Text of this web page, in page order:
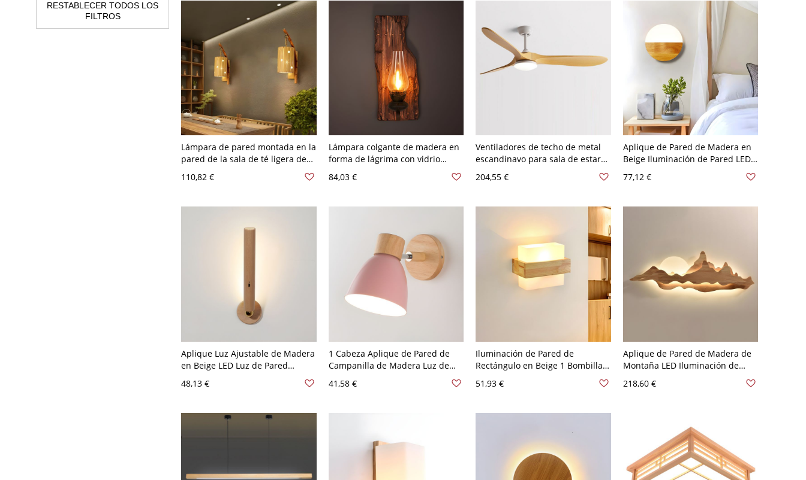
RESTABLECER TODOS LOS
FILTROS
Lámpara de pared montada en la
pared de la sala de té ligera de
Asia con pantalla de bambú en
forma de barril, de madera
110,82 €
Lámpara colgante de madera en
forma de lágrima con vidrio
transparente náutico, 1 cabeza,
iluminación de aplique de pared
madera - 110 A 120 V Madera
84,03 €
Ventiladores de techo de metal
escandinavo para sala de estar
120 V Madera Tercer Gear 106,68
204,55 €
Aplique de Pared de Madera en
Beige Iluminación de Pared LED
Modernista para Habitación - 110
A 120 V Madera Redondo
77,12 €
Aplique Luz Ajustable de Madera
en Beige LED Luz de Pared
110 A 120 V Madera Recargable
48,13 €
1 Cabeza Aplique de Pared de
Campanilla de Madera Luz de
Pared Moderna parta Estudio -
110 A 120 V Madera claro Rosa
41,58 €
Iluminación de Pared de
Rectángulo en Beige 1 Bombilla
Luz de Pared Asiática de Madera
con Pantalla de Vidrio - Madera
51,93 €
Aplique de Pared de Madera de
Montaña LED Iluminación de
Pared Moderna para Salón - 110
A 120 V Madera claro Luz cálida
218,60 €